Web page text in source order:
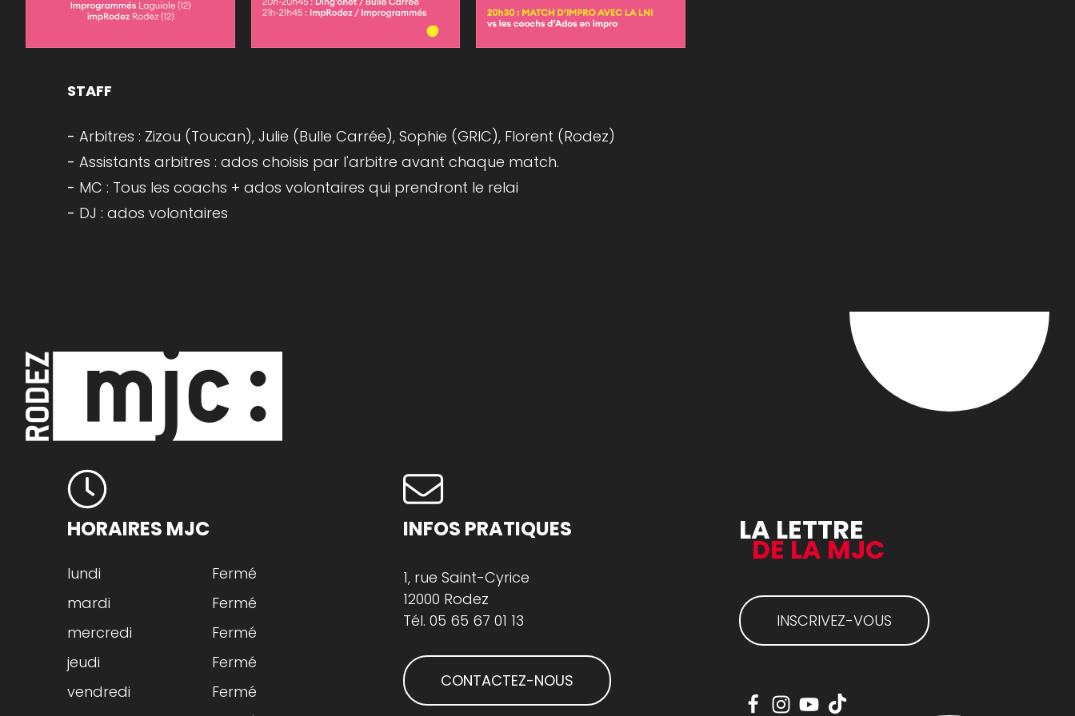
STAFF
Arbitres : Zizou (Toucan), Julie (Bulle Carrée), Sophie (GRIC), Florent (Rodez)
Assistants arbitres : ados choisis par l'arbitre avant chaque match.
MC : Tous les coachs + ados volontaires qui prendront le relai
DJ : ados volontaires
HORAIRES MJC
lundi
mardi
mercredi
jeudi
vendredi
Fermé
Fermé
Fermé
Fermé
Fermé
INFOS PRATIQUES
1, rue Saint-Cyrice
12000 Rodez
Tél.05 65 67 01 13
CONTACTEZ-NOUS
LA LETTRE
DE LA MJC
INSCRIVEZ-VOUS